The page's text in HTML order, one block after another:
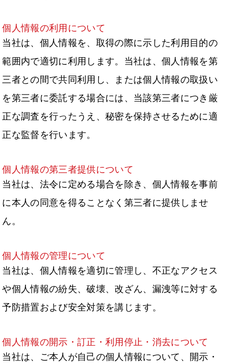
個人情報の利用について
当社は、個人情報を、取得の際に示した利用目的の
範囲内で適切に利用します。当社は、個人情報を第
三者との間で共同利用し、または個人情報の取扱い
を第三者に委託する場合には、当該第三者につき厳
正な調査を行ったうえ、秘密を保持させるために適
正な監督を行います。
個人情報の第三者提供について
当社は、法令に定める場合を除き、個人情報を事前
に本人の同意を得ることなく第三者に提供しませ
ん。
個人情報の管理について
当社は、個人情報を適切に管理し、不正なアクセス
や個人情報の紛失、破壊、改ざん、漏洩等に対する
予防措置および安全対策を講じます。
個人情報の開示・訂正・利用停止・消去について
当社は、ご本人が自己の個人情報について、開示・